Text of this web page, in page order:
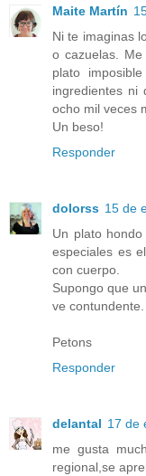
Maite Martín
Ni te imaginas
o cazuelas.
plato
ingredientes ni
ocho mil veces
Un beso!
Responder
dolorss 15 de
Un plato
especiales es
con cuerpo.
Supongo que
ve contundente.
Petons
Responder
delantal 17 de
me gusta
regional,se